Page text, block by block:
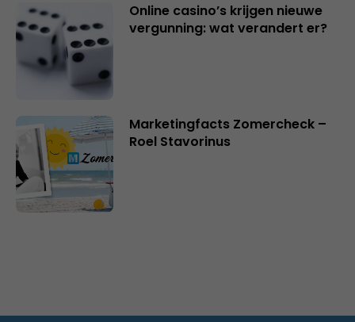
Online casino’s krijgen nieuwe
vergunning: wat verandert er?
Marketingfacts Zomercheck –
Roel Stavorinus